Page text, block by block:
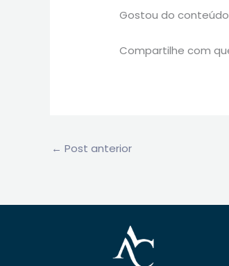
Gostou do
Compartilhe com
← Post anterior